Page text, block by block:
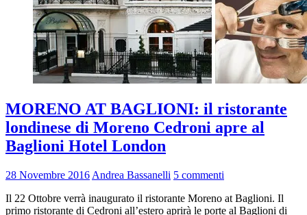
MORENO AT BAGLIONI: il ristorante
londinese di Moreno Cedroni apre al
Baglioni Hotel London
28 Novembre 2016 Andrea Bassanelli 5 commenti
Il 22 Ottobre verrà inaugurato il ristorante Moreno at Baglioni. Il
primo ristorante di Cedroni all’estero aprirà le porte al Baglioni di